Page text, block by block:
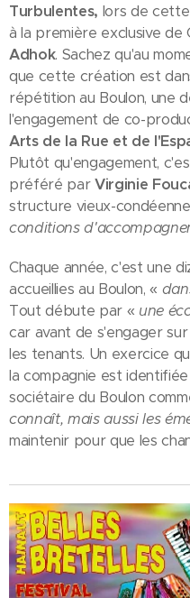
Turbulentes, lors de
à la première exclusive de
Adhok. Sachez qu'au
que cette création est
répétition au Boulon, une
l'engagement de co-
Arts de la Rue et de
Plutôt qu'engagement,
préféré parVirginie
structure vieux-
conditions
Chaque année, c'est une
accueillies au Boulon, «
Tout débute par « une
car avant de s'engager
les tenants. Un exercice
la compagnie est
sociétaire du Boulon
connaît, mais aussi les
maintenir pour que les